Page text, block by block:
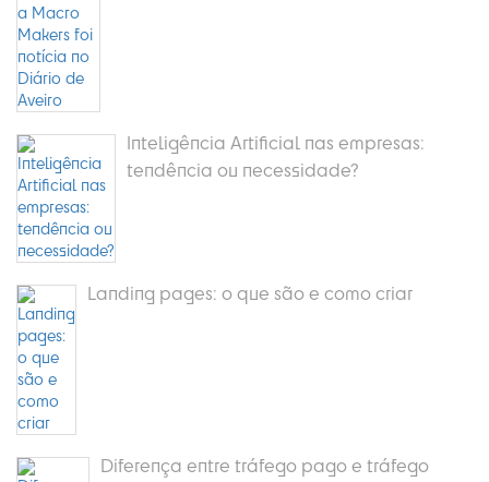
Inteligência Artificial nas empresas:
tendência ou necessidade?
Landing pages: o que são e como criar
Diferença entre tráfego pago e tráfego